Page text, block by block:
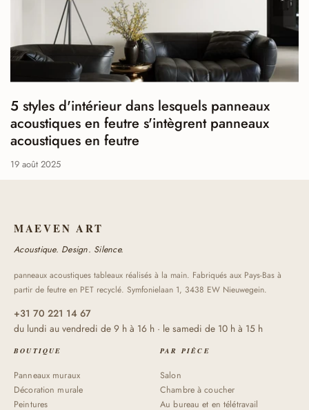
5 styles d'intérieur dans lesquels panneaux
acoustiques en feutre s'intègrent panneaux
acoustiques en feutre
19 août 2025
MAEVEN ART
Acoustique. Design. Silence.
panneaux acoustiques tableaux réalisés à la main. Fabriqués aux Pays-Bas à
partir de feutre en PET recyclé. Symfonielaan 1, 3438 EW Nieuwegein.
+31 70 221 14 67
du lundi au vendredi de 9 h à 16 h · le samedi de 10 h à 15 h
BOUTIQUE
Panneaux muraux
Décoration murale
Peintures
PAR PIÈCE
Salon
Chambre à coucher
Au bureau et en télétravail